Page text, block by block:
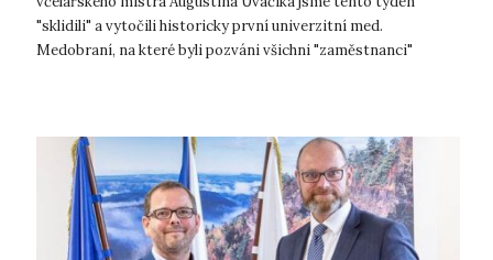
"sklidili" a vytočili historicky první univerzitní med.
Medobraní, na které byli pozváni všichni "zaměstnanci"